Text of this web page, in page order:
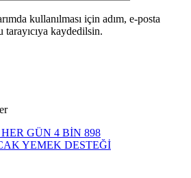
kullanılması için adım, e-posta
tarayıcıya kaydedilsin.